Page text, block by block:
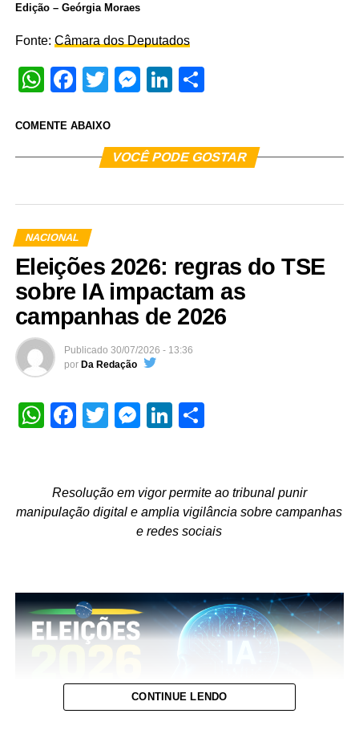
Edição – Geórgia Moraes
Fonte: Câmara dos Deputados
WhatsApp
Facebook
TwitterMessenger
LinkedIn
COMENTE ABAIXO
VOCÊ PODE GOSTAR
NACIONAL
Eleições 2026: regras do TSE
sobre IA impactam as
campanhas de 2026
Publicado 30/07/2026 - 13:36
por Da Redação
WhatsApp
Facebook
TwitterMessenger
LinkedIn
Resolução em vigor permite ao tribunal punir
manipulação digital e amplia vigilância sobre campanhas
e redes sociais
CONTINUE LENDO